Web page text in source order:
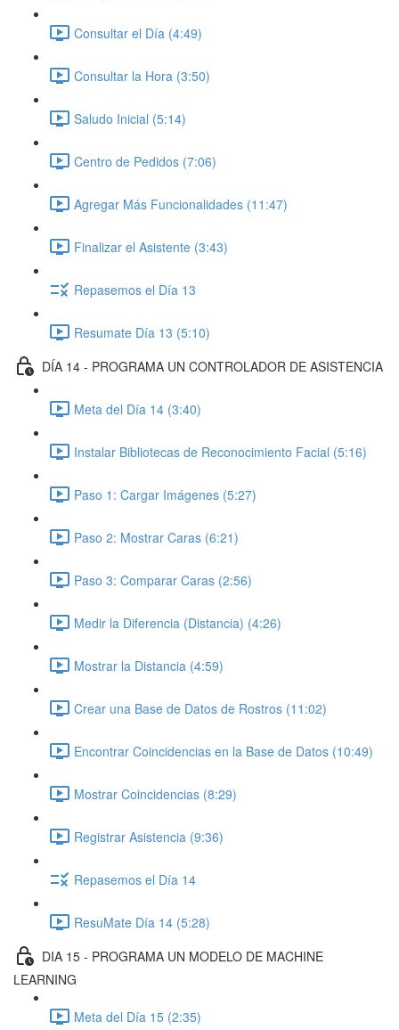
Consultar el Día (4:49)
Consultar la Hora (3:50)
Saludo Inicial (5:14)
Centro de Pedidos (7:06)
Agregar Más Funcionalidades (11:47)
Finalizar el Asistente (3:43)
Repasemos el Día 13
Resumate Día 13 (5:10)
DÍA 14 - PROGRAMA UN CONTROLADOR DE ASISTENCIA
Meta del Día 14 (3:40)
Instalar Bibliotecas de Reconocimiento Facial (5:16)
Paso 1: Cargar Imágenes (5:27)
Paso 2: Mostrar Caras (6:21)
Paso 3: Comparar Caras (2:56)
Medir la Diferencia (Distancia) (4:26)
Mostrar la Distancia (4:59)
Crear una Base de Datos de Rostros (11:02)
Encontrar Coincidencias en la Base de Datos (10:49)
Mostrar Coincidencias (8:29)
Registrar Asistencia (9:36)
Repasemos el Día 14
ResuMate Día 14 (5:28)
DIA 15 - PROGRAMA UN MODELO DE MACHINE
LEARNING
Meta del Día 15 (2:35)